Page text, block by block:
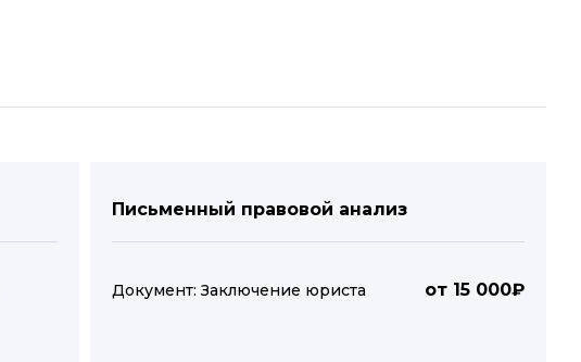
Письменный правовой анализ
Документ: Заключение юриста от 15 000₽